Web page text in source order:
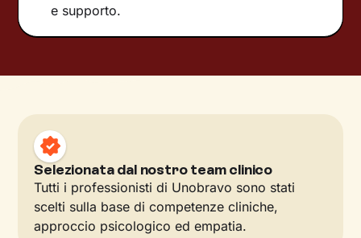
e supporto.
Selezionata dal nostro team clinico
Tutti i professionisti di Unobravo sono stati
scelti sulla base di competenze cliniche,
approccio psicologico ed empatia.